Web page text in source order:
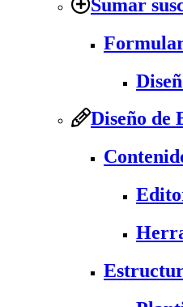
Sumar
Diseño de